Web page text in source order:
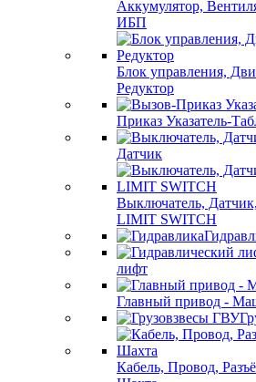
Аккумулятор,
ИБП
Блок управления,
Редуктор
Приказ Указатель-
Датчик
Выключатель,
LIMIT SWITCH
лифт
Главный привод -
Кабель, Провод,